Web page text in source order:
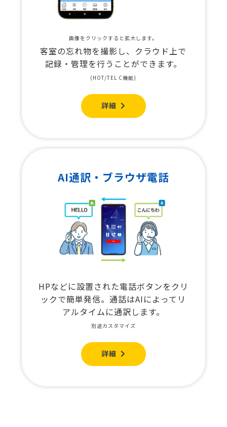
画像をクリックすると拡大します。
客室の忘れ物を撮影し、クラウド上で
記録・管理を行うことができます。
(HOT/TEL C機能)
詳細
AI通訳・ブラウザ電話
HPなどに設置された電話ボタンをクリ
ックで簡単発信。通話はAIによってリ
アルタイムに通訳します。
別途カスタマイズ
詳細